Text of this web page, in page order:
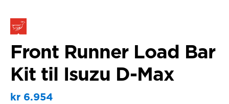
Front Runner Load Bar
Kit til Isuzu D-Max
kr6.954